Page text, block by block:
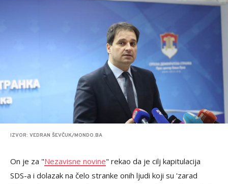
IZVOR: VEDRAN ŠEVČUK/MONDO.BA
On je za "Nezavisne novine" rekao da je cilj kapitulacija
SDS-a i dolazak na čelo stranke onih ljudi koji su 'zarad